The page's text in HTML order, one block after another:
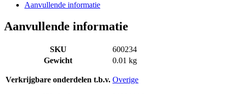
Aanvullende informatie
Aanvullende informatie
SKU
600234
Gewicht
0.01 kg
Verkrijgbare onderdelen t.b.v. Overige